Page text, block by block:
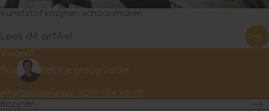
Kunststof kozijnen schoonmaken
Lees dit artikel
Vragen?
Bas
helpt je graag verder
info@paulenpaul.nl 010-524 90 40
Kozijnen